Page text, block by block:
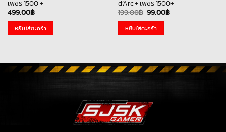
เพชร 1500 +
499.00฿
หยิบใส่ตะกร้า
d’Arc + เพชร 1500+
199.00฿ Original
was:
199.00฿.
99.00฿Current
หยิบใส่ตะกร้า